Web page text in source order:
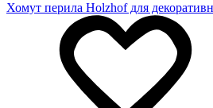
Хомут перила Holzhof для